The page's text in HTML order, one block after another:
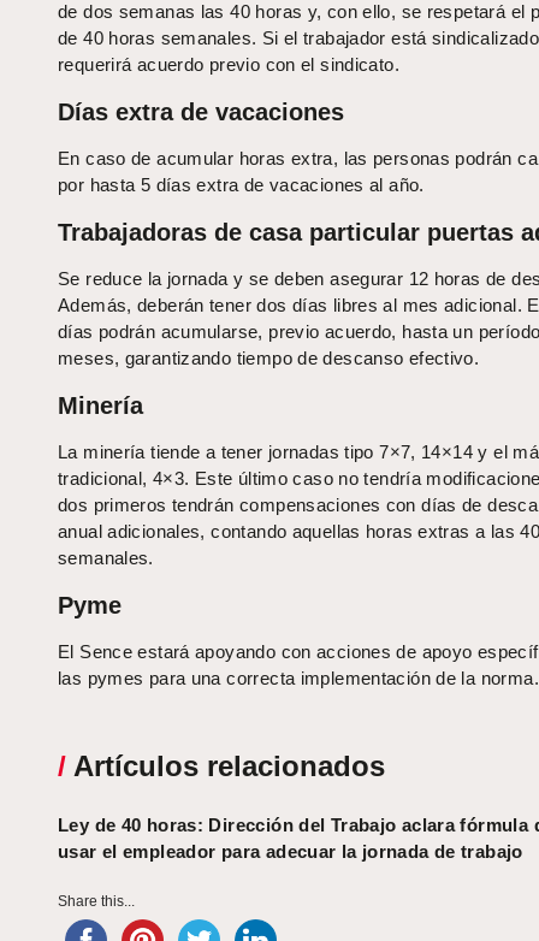
de dos semanas las 40 horas y, con ello, se respetará el
de 40 horas semanales. Si el trabajador está
requerirá acuerdo previo con el sindicato.
Días extra de vacaciones
En caso de acumular horas extra, las personas podrán
por hasta 5 días extra de vacaciones al año.
Trabajadoras de casa particular puertas
Se reduce la jornada y se deben asegurar 12 horas de
Además, deberán tener dos días libres al mes adicional.
días podrán acumularse, previo acuerdo, hasta un
meses, garantizando tiempo de descanso efectivo.
Minería
La minería tiende a tener jornadas tipo 7×7, 14×14 y el
tradicional, 4×3. Este último caso no tendría
dos primeros tendrán compensaciones con días de
anual adicionales, contando aquellas horas extras a las
semanales.
Pyme
El Sence estará apoyando con acciones de apoyo
las pymes para una correcta implementación de la norma.
/ Artículos relacionados
Ley de 40 horas: Dirección del Trabajo aclara fórmula
usar el empleador para adecuar la jornada de trabajo
Share this...